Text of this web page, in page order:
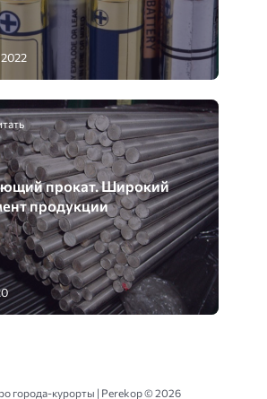
прокат. Широкий
продукции
города-курорты | Perekop ©2026